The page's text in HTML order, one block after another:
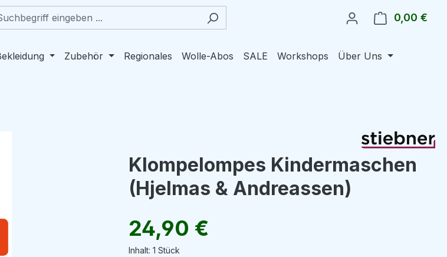
0,00 €
Zubehör Regionales Wolle-Abos SALE Workshops Über Uns
Klompelompes Kindermaschen
(Hjelmas & Andreassen)
Regulärer Preis:
24,90 €
Inhalt: 1 Stück